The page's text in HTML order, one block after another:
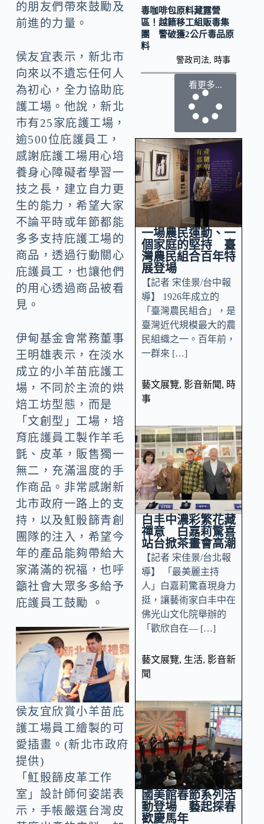
的朋友們帶來鼓勵及
前進的力量。
侯友宜表示，新北市
向來以不遺忘任何人
為初心，全力協助庇
護工場。他說，新北
市有25家庇護工場，
逾500位庇護員工，
感謝庇護工場用心培
養身心障礙者學習一
技之長，建立自力更
生的能力，希望大家
不論平時或年節都能
多多支持庇護工場的
商品，透過行動關心
庇護員工，也讓他們
的用心透過商品被看
見。
伊甸基金會常務董事
王明雄表示，在淡水
成立的小羊苗庇護工
場，不同於主流的烘
焙工坊型態，而是
「文創型」工場，培
育庇護員工製作羊毛
氈、皮革，販售獨一
無二，充滿溫度的手
作商品。非常感謝新
北市政府一路上的支
持，以及魟骰篩青創
團隊的注入，希望今
年的產品能夠帶給大
家滿滿的祝福，也呼
籲社會大眾多多給予
庇護員工鼓勵 。
侯友宜欣賞小羊苗庇
護工場員工繪製的可
愛插畫。(新北市政府
提供)
「魟骰篩皮革工作
室」設計師何姿諾表
示，手帳嚴選台灣皮
毒咖啡包原料藏露營
區！越籍移工組販毒集
團 警破獲2公斤毒品原
料
警政司法 時事
看更多...
一場農民運動、一
個家庭的堅持 臺
灣農民組合百年特
展登場
【記者 宋佳景/台中報
導】 1926年成立的
「臺灣農民組合」，是
臺灣近代規模最大的農
民組織之一。百年前，
一群來 […]
藝文展覽, 影音新聞, 時
事
白丰中濃彩繁花藏
禪意 白嘉莉驚喜
站台掀茶畫會高潮
【記者 宋佳景/台北報
導】 「最美麗主持
人」白嘉莉驚喜現身力
挺，讓藝術家白丰中在
佛光山文化院舉辦的
「歡欣自在— […]
藝文展覽, 生活, 影音新
聞
國美館春節系列活
動登場 藝起探春
歡慶馬年